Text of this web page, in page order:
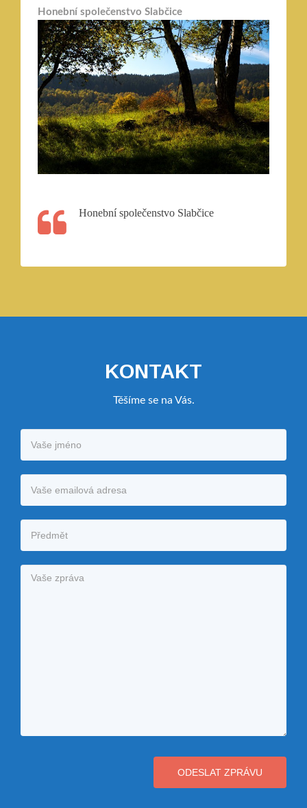
Honební společenstvo Slabčice
Honební společenstvo Slabčice
KONTAKT
Těšíme se na Vás.
ODESLAT ZPRÁVU